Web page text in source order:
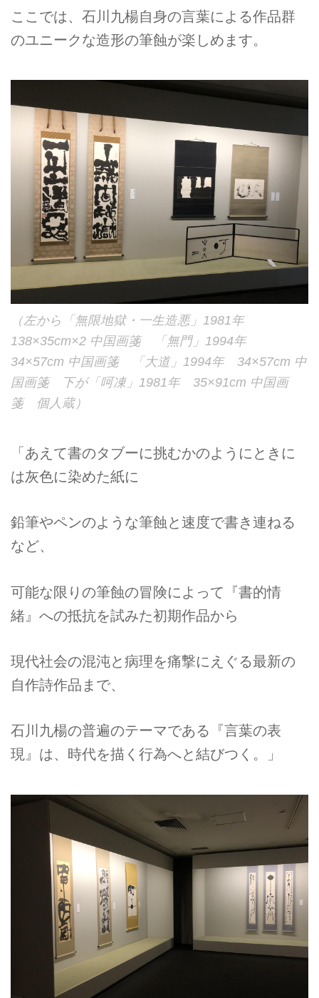
ここでは、石川九楊自身の言葉による作品群
のユニークな造形の筆蝕が楽しめます。
（左から「無限地獄・一生造悪」1981年
138×35cm×2 中国画箋 「無門」1994年
34×57cm 中国画箋 「大道」1994年 34×57cm 中
国画箋 下が「呵凍」1981年 35×91cm 中国画
箋 個人蔵）
「あえて書のタブーに挑むかのようにときに
は灰色に染めた紙に
鉛筆やペンのような筆蝕と速度で書き連ねる
など、
可能な限りの筆蝕の冒険によって『書的情
緒』への抵抗を試みた初期作品から
現代社会の混沌と病理を痛撃にえぐる最新の
自作詩作品まで、
石川九楊の普遍のテーマである『言葉の表
現』は、時代を描く行為へと結びつく。」